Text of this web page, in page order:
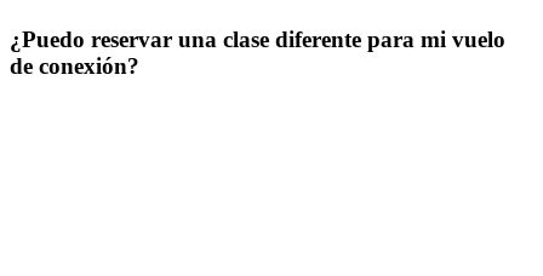
¿Puedo reservar una clase diferente para mi vuelo
de conexión?